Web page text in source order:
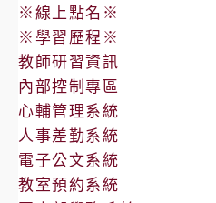
※線上點名※
※學習歷程※
教師研習資訊
內部控制專區
心輔管理系統
人事差勤系統
電子公文系統
教室預約系統